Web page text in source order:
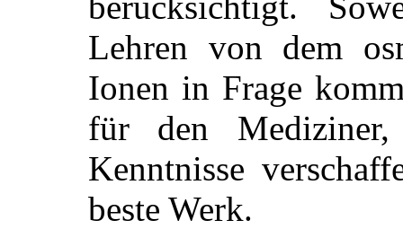
Lehren von dem
Ionen in Frage
für den
Kenntnisse
beste Werk.